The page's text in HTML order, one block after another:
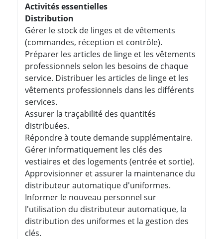
Activités essentielles
Distribution
Gérer le stock de linges et de vêtements
(commandes, réception et contrôle).
Préparer les articles de linge et les vêtements
professionnels selon les besoins de chaque
service. Distribuer les articles de linge et les
vêtements professionnels dans les différents
services.
Assurer la traçabilité des quantités
distribuées.
Répondre à toute demande supplémentaire.
Gérer informatiquement les clés des
vestiaires et des logements (entrée et sortie).
Approvisionner et assurer la maintenance du
distributeur automatique d'uniformes.
Informer le nouveau personnel sur
l'utilisation du distributeur automatique, la
distribution des uniformes et la gestion des
clés.